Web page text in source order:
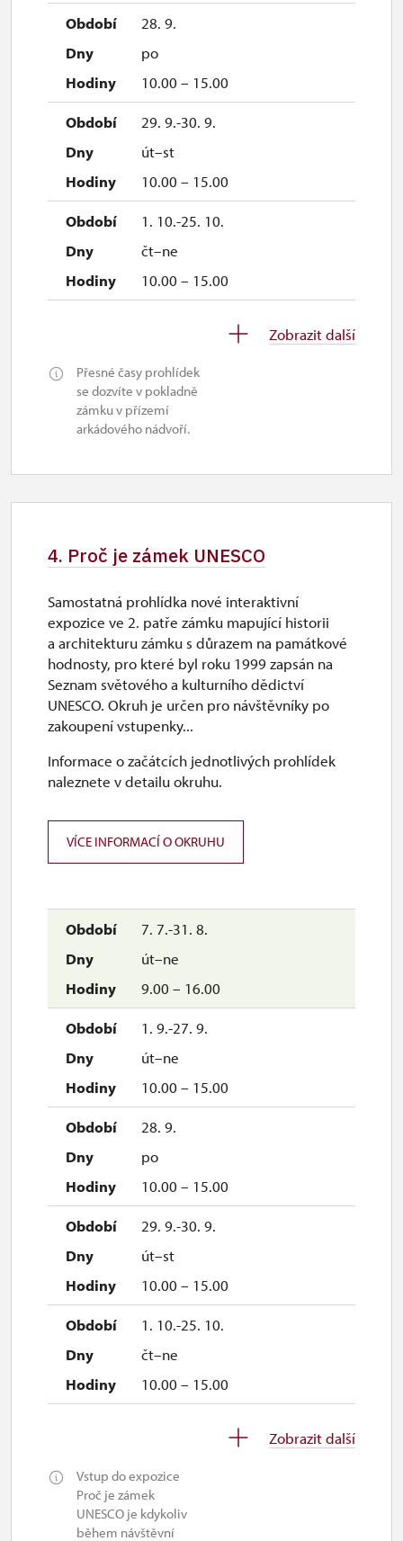
28. 9.
po
10.00 – 15.00
29. 9.-30. 9.
út–st
10.00 – 15.00
1. 10.-25. 10.
čt–ne
10.00 – 15.00
10.00 – 15.00
Zobrazit další
Přesné časy prohlídek
se dozvíte v pokladně
zámku v přízemí
arkádového nádvoří.
4. Proč je zámek UNESCO
7. 7.-31. 8.
út–ne
9.00 – 16.00
1. 9.-27. 9.
út–ne
10.00 – 15.00
28. 9.
po
10.00 – 15.00
29. 9.-30. 9.
út–st
10.00 – 15.00
1. 10.-25. 10.
čt–ne
10.00 – 15.00
10.00 – 15.00
1. 11.
Zobrazit další
Vstup do expozice
Proč je zámek
UNESCO je kdykoliv
během návštěvní
Samostatná prohlídka nové interaktivní
expozice ve 2. patře zámku mapující historii
a architekturu zámku s důrazem na památkové
hodnosty, pro které byl roku 1999 zapsán na
Seznam světového a kulturního dědictví
UNESCO. Okruh je určen pro návštěvníky po
zakoupení vstupenky...
Informace o začátcích jednotlivých prohlídek
naleznete v detailu okruhu.
VÍCE INFORMACÍ O OKRUHU